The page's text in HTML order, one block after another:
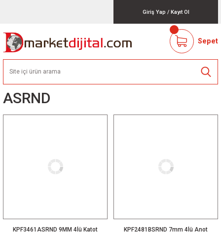
Giriş Yap / Kayıt Ol
Sepet
ASRND
KPF3461ASRND 9MM 4lü Katot
KPF2481BSRND 7mm 4lü Anot